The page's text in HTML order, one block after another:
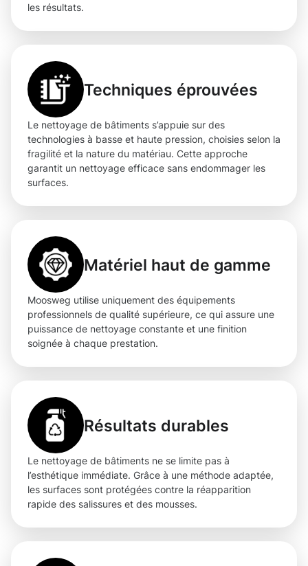
les résultats.
Techniques éprouvées
Le nettoyage de bâtiments s’appuie sur des
technologies à basse et haute pression, choisies selon la
fragilité et la nature du matériau. Cette approche
garantit un nettoyage efficace sans endommager les
surfaces.
Matériel haut de gamme
Moosweg utilise uniquement des équipements
professionnels de qualité supérieure, ce qui assure une
puissance de nettoyage constante et une finition
soignée à chaque prestation.
Résultats durables
Le nettoyage de bâtiments ne se limite pas à
l’esthétique immédiate. Grâce à une méthode adaptée,
les surfaces sont protégées contre la réapparition
rapide des salissures et des mousses.